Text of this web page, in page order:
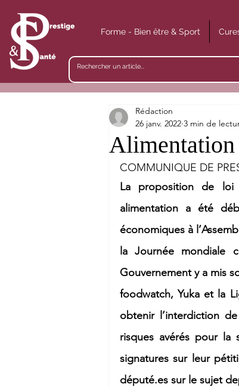
Forme - Bien être & Sport
Alimentation
Rédaction
26 janv. 2022 3 min de
COMMUNIQUE DE
La proposition de
alimentation a été
économiques à
la Journée mondiale
Gouvernement y a mis
foodwatch, Yuka et la
obtenir l’interdiction
risques avérés pour la
signatures sur leur
député.es sur le sujet